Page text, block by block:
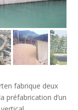
fabrique deux
préfabrication d’un